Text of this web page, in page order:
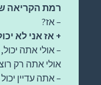
רמת הקריאה
– אז?
+ אז אני לא
– אולי אתה
אולי אתה רק
– אתה עדיין